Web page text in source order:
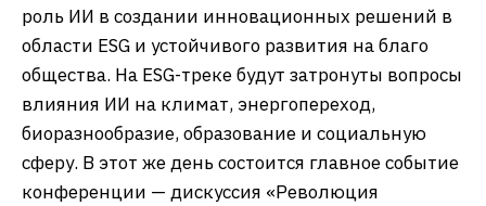
роль ИИ в создании инновационных решений в
области ESG и устойчивого развития на благо
общества. На ESG-треке будут затронуты вопросы
влияния ИИ на климат, энергопереход,
биоразнообразие, образование и социальную
сферу. В этот же день состоится главное событие
конференции — дискуссия «Революция